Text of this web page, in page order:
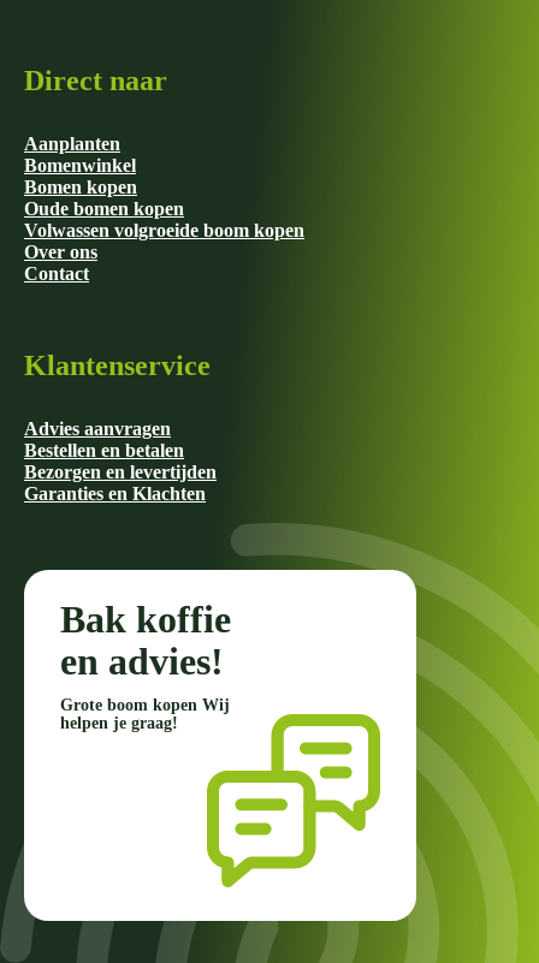
Direct naar
Aanplanten
Bomenwinkel
Bomen kopen
Oude bomen kopen
Volwassen volgroeide boom kopen
Over ons
Contact
Klantenservice
Advies aanvragen
Bestellen en betalen
Bezorgen en levertijden
Garanties en Klachten
Bak koffie
en advies!
Grote boom kopen Wij
helpen je graag!